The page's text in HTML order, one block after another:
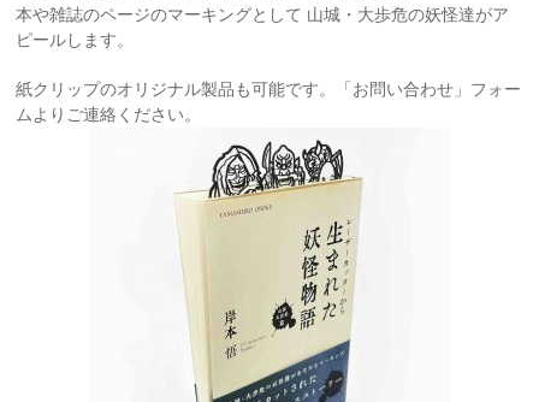
本や雑誌のページのマーキングとして 山城・大歩危の妖怪達がア
ピールします。
紙クリップのオリジナル製品も可能です。「お問い合わせ」フォー
ムよりご連絡ください。